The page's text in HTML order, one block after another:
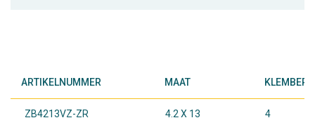
ARTIKELNUMMER MAAT
ZB4213VZ-ZR 4.2 X 13 4